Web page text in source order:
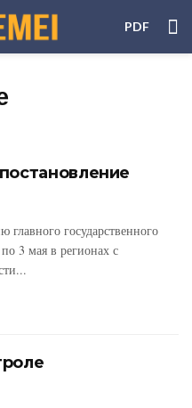
PDF
главного государственного
3 мая в регионах с